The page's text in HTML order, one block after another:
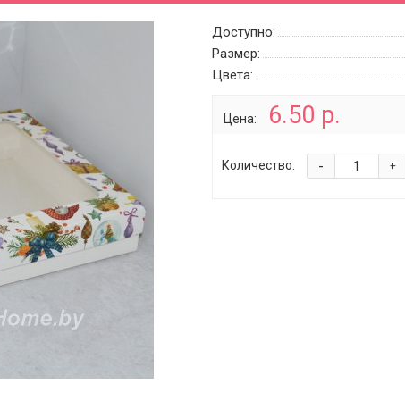
Доступно:
Размер:
Цвета:
Цена: 6.50 р.
Количество: +
-